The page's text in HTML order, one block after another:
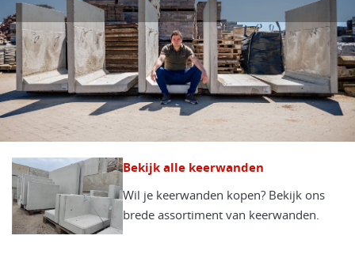
Bekijk alle keerwanden
Wil je keerwanden kopen? Bekijk ons
brede assortiment van keerwanden.